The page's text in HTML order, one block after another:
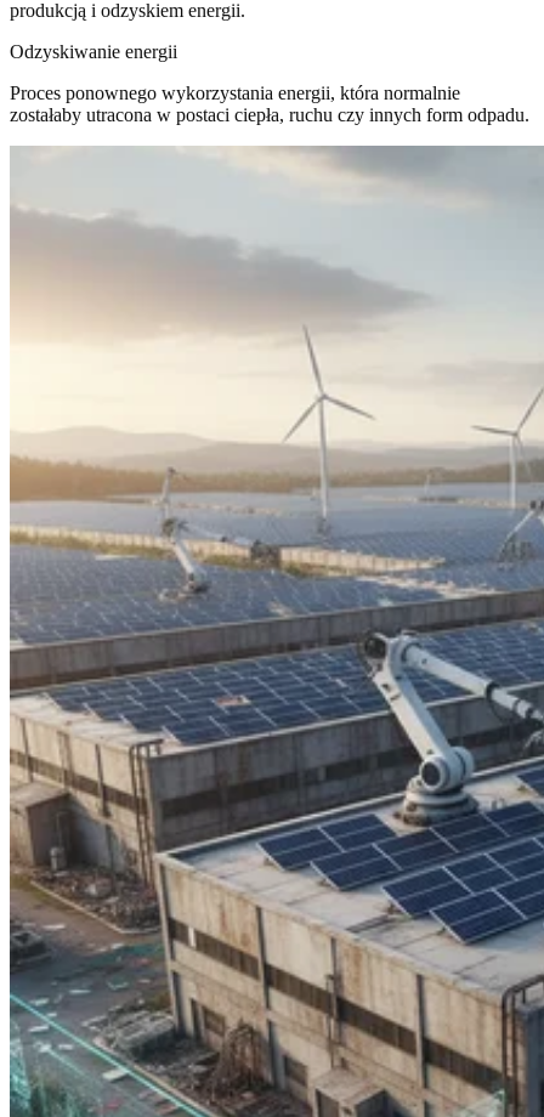
produkcją i odzyskiem energii.
Odzyskiwanie energii
Proces ponownego wykorzystania energii, która normalnie
zostałaby utracona w postaci ciepła, ruchu czy innych form odpadu.